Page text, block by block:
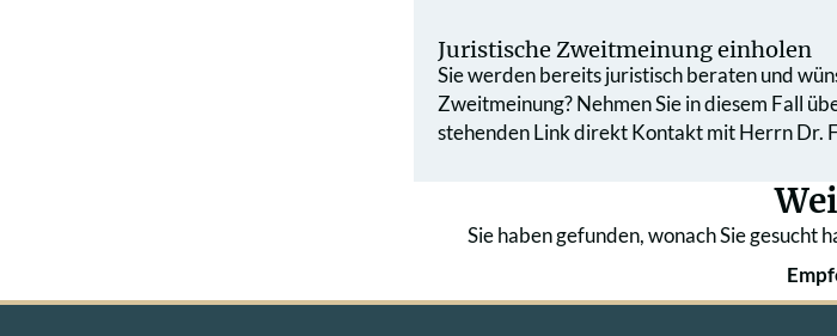
Juristische Zweit­meinung einholen
Sie werden bereits juristisch beraten und
Zweit­meinung? Nehmen Sie in diesem Fall
stehenden Link direkt Kontakt mit Herrn Dr.
Sie haben gefunden, wonach Sie gesucht